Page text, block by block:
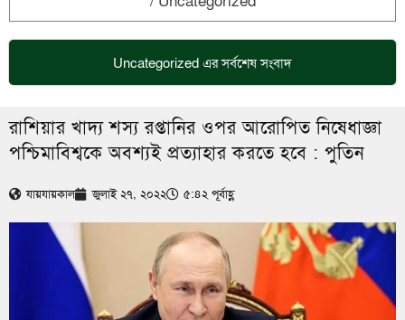
Uncategorized এর সর্বশেষ সংবাদ
রাশিয়ার খাদ্য শস্য রপ্তানির ওপর আরোপিত নিষেধাজ্ঞা
পশ্চিমাবিশ্বকে অবশ্যই প্রত্যাহার করতে হবে : পুতিন
যায়যায়কাল জুলাই ২৭, ২০২২ ৫:৪২ পূর্বাহ্ণ